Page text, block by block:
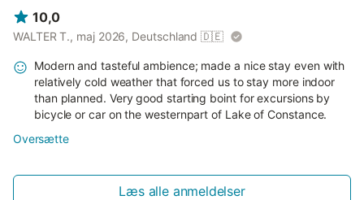
10,0
WALTER T., maj 2026, Deutschland 🇩🇪
Modern and tasteful ambience; made a nice stay even with
relatively cold weather that forced us to stay more indoor
than planned. Very good starting boint for excursions by
bicycle or car on the westernpart of Lake of Constance.
Oversætte
Læs alle anmeldelser